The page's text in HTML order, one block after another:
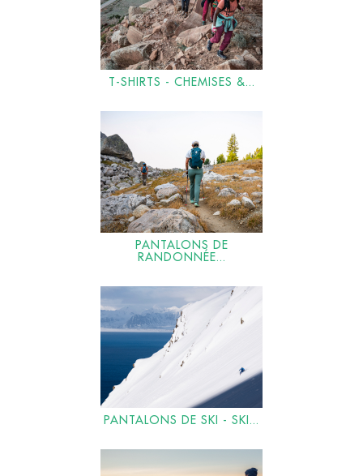
T-SHIRTS - CHEMISES &...
PANTALONS DE
RANDONNÉE...
PANTALONS DE SKI - SKI...